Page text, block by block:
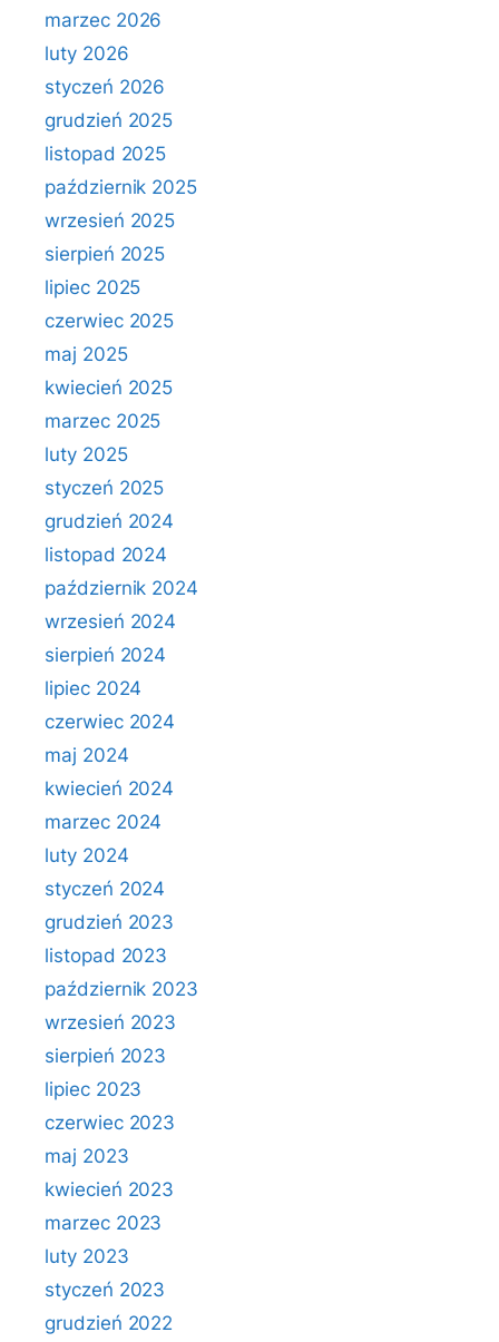
marzec 2026
luty 2026
styczeń 2026
grudzień 2025
listopad 2025
październik 2025
wrzesień 2025
sierpień 2025
lipiec 2025
czerwiec 2025
maj 2025
kwiecień 2025
marzec 2025
luty 2025
styczeń 2025
grudzień 2024
listopad 2024
październik 2024
wrzesień 2024
sierpień 2024
lipiec 2024
czerwiec 2024
maj 2024
kwiecień 2024
marzec 2024
luty 2024
styczeń 2024
grudzień 2023
listopad 2023
październik 2023
wrzesień 2023
sierpień 2023
lipiec 2023
czerwiec 2023
maj 2023
kwiecień 2023
marzec 2023
luty 2023
styczeń 2023
grudzień 2022